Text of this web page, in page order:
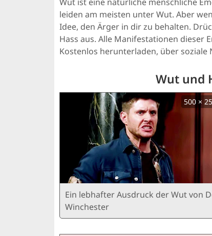
leiden am meisten unter Wut. Aber
Idee, den Ärger in dir zu behalten.
Hass aus. Alle Manifestationen dieser
Kostenlos herunterladen, über soziale
Wut und
500 ×
Ein lebhafter Ausdruck der Wut von
Winchester